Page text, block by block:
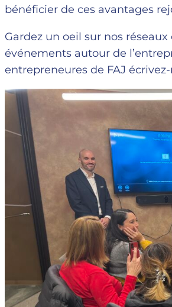
bénéficier de ces avantages
Gardez un oeil sur nos
événements autour de
entrepreneures de FAJ